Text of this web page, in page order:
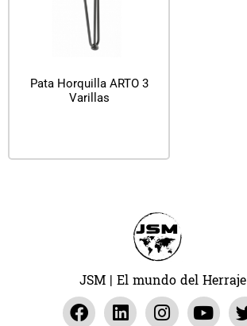
Pata Horquilla ARTO 3
Varillas
JSM | El mundo del Herraje